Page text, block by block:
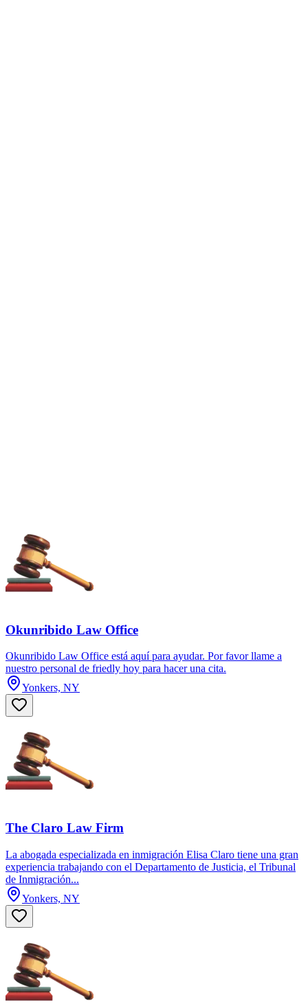
Okunribido Law Office
Okunribido Law Office está aquí para ayudar. Por favor llame a
nuestro personal de friedly hoy para hacer una cita.
Yonkers, NY
The Claro Law Firm
La abogada especializada en inmigración Elisa Claro tiene una gran
experiencia trabajando con el Departamento de Justicia, el Tribunal
de Inmigración...
Yonkers, NY